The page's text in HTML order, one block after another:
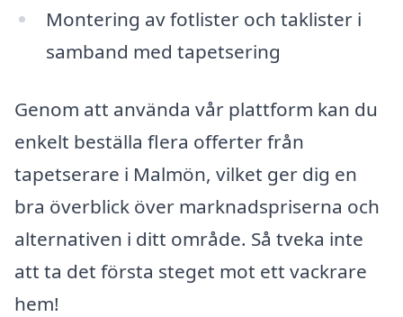
Montering av fotlister och taklister i
samband med tapetsering
Genom att använda vår plattform kan du
enkelt beställa flera offerter från
tapetserare i Malmön, vilket ger dig en
bra överblick över marknadspriserna och
alternativen i ditt område. Så tveka inte
att ta det första steget mot ett vackrare
hem!